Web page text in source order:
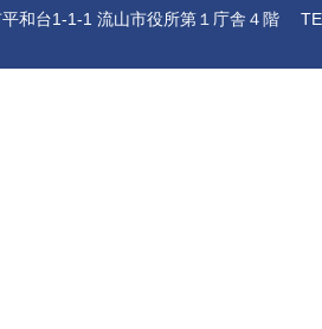
和台1-1-1 流山市役所第１庁舎４階